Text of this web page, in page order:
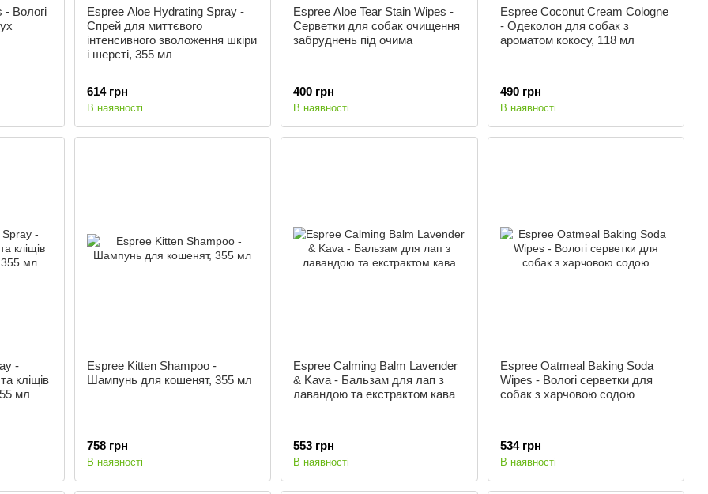
Вологі
Espree Aloe Hydrating Spray -
Спрей для миттєвого
інтенсивного зволоження шкіри
і шерсті, 355 мл
614 грн
В наявності
Espree Aloe Tear Stain Wipes -
Серветки для собак очищення
забруднень під очима
400 грн
В наявності
Espree Coconut Cream Cologne
- Одеколон для собак з
ароматом кокосу, 118 мл
490 грн
В наявності
-
кліщів
мл
Espree Kitten Shampoo -
Шампунь для кошенят, 355 мл
758 грн
В наявності
Espree Calming Balm Lavender
& Kava - Бальзам для лап з
лавандою та екстрактом кава
553 грн
В наявності
Espree Oatmeal Baking Soda
Wipes - Вологі серветки для
собак з харчовою содою
534 грн
В наявності